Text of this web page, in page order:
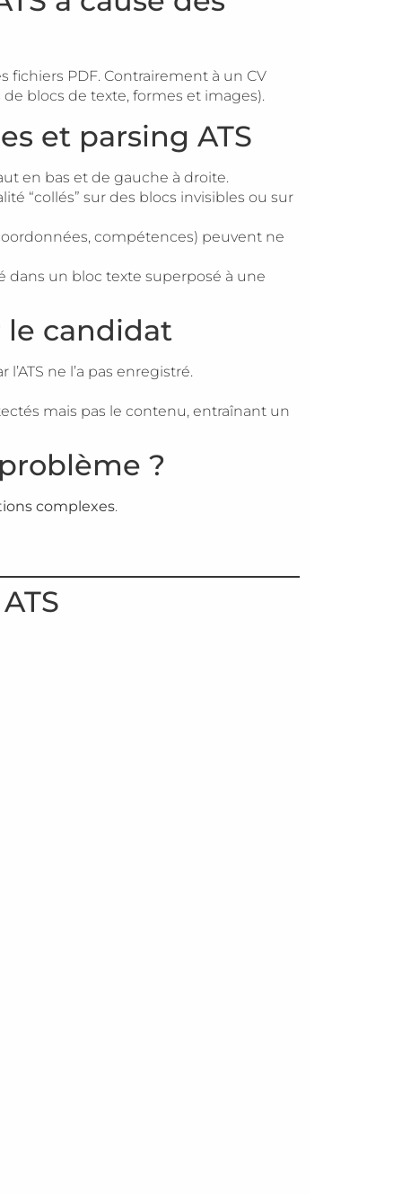
PDF. Contrairement à un CV
blocs de texte, formes et images).
et parsing ATS
en bas et de gauche à droite.
“collés” sur des blocs invisibles ou sur
compétences) peuvent ne
un bloc texte superposé à une
le candidat
ne l’a pas enregistré.
mais pas le contenu, entraînant un
?
complexes.